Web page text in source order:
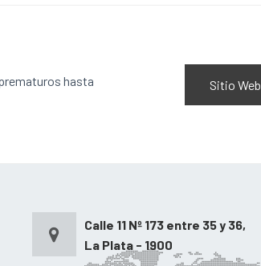
hasta
Sitio Web
Calle 11 Nº 173 entre 35 y 36,
La Plata - 1900